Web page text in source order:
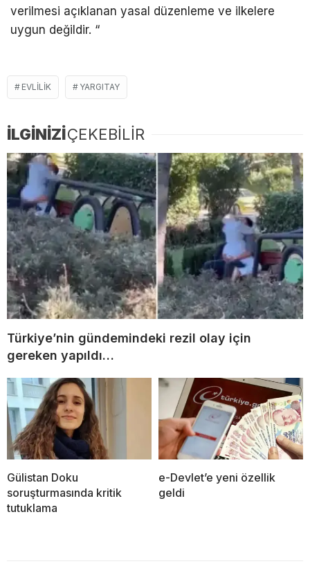
verilmesi açıklanan yasal düzenleme ve ilkelere
uygun değildir. “
EVLILIK YARGITAY
İLGİNİZİÇEKEBİLİR
Türkiye’nin gündemindeki rezil olay için
gereken yapıldı…
Gülistan Doku
soruşturmasında kritik
tutuklama
e-Devlet’e yeni özellik
geldi